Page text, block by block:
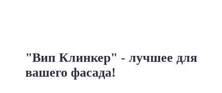
"Вип Клинкер" - лучшее для
вашего фасада!